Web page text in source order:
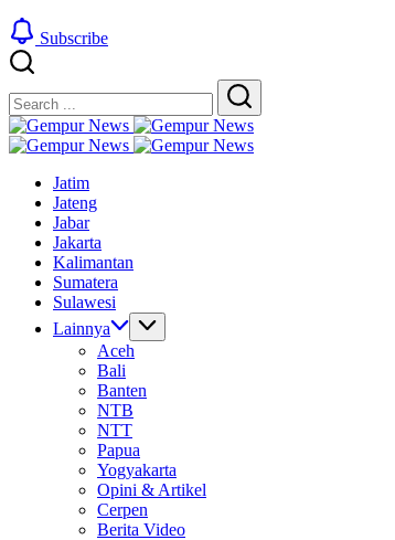
Subscribe
Search
Search
Gempur
News
Jelajah
Dunia
Tanpa
Batas
Gempur
Informasi
Dunia
Tanpa
Batas
Jatim
Jateng
Jabar
Jakarta
Kalimantan
Sumatera
Sulawesi
Lainnya
Aceh
Bali
Banten
NTB
NTT
Papua
Yogyakarta
Opini & Artikel
Cerpen
Berita Video